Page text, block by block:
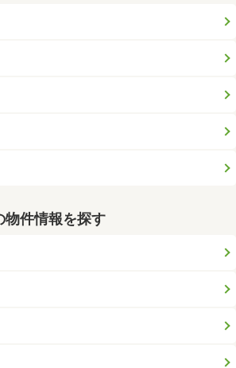
物件情報を探す